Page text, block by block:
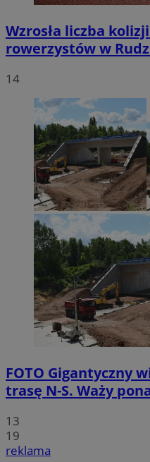
Wzrosła liczba
rowerzystów w
14
FOTO Gigantyczny
trasę N-S. Waży
13
19
reklama